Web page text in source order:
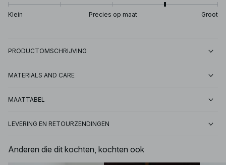
Klein Precies op maat Groot
PRODUCTOMSCHRIJVING
MATERIALS AND CARE
MAATTABEL
LEVERING EN RETOURZENDINGEN
Anderen die dit kochten, kochten ook